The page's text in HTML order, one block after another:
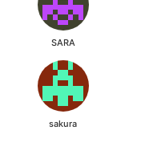
SARA
sakura